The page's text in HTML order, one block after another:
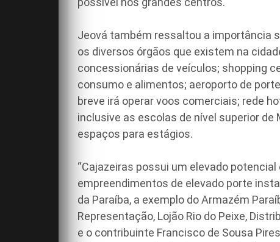
Jeová também ressaltou a importância
os diversos órgãos que existem na
concessionárias de veículos; shopping
consumo e alimentos; aeroporto de
breve irá operar voos comerciais; rede
inclusive as escolas de nível superior
espaços para estágios.
“Cajazeiras possui um elevado
empreendimentos de elevado porte
da Paraíba, a exemplo do Armazém
Representação, Lojão Rio do Peixe,
e o contribuinte Francisco de Sousa